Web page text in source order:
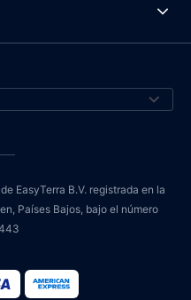
EasyTerra B.V. registrada en la
Países Bajos, bajo el número